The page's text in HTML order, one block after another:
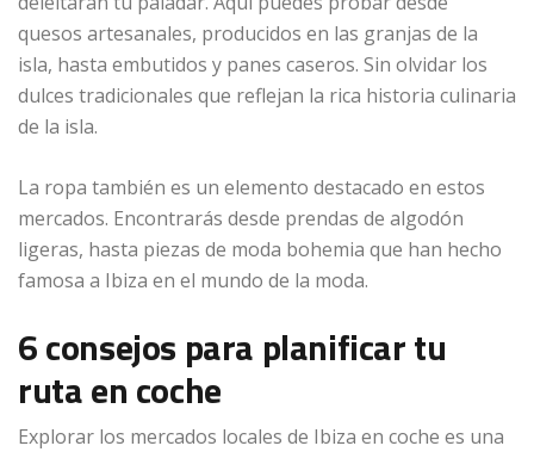
quesos artesanales, producidos en las granjas de la
isla, hasta embutidos y panes caseros. Sin olvidar los
dulces tradicionales que reflejan la rica historia culinaria
de la isla.
La ropa también es un elemento destacado en estos
mercados. Encontrarás desde prendas de algodón
ligeras, hasta piezas de moda bohemia que han hecho
famosa a Ibiza en el mundo de la moda.
6 consejos para planificar tu
ruta en coche
Explorar los mercados locales de Ibiza en coche es una